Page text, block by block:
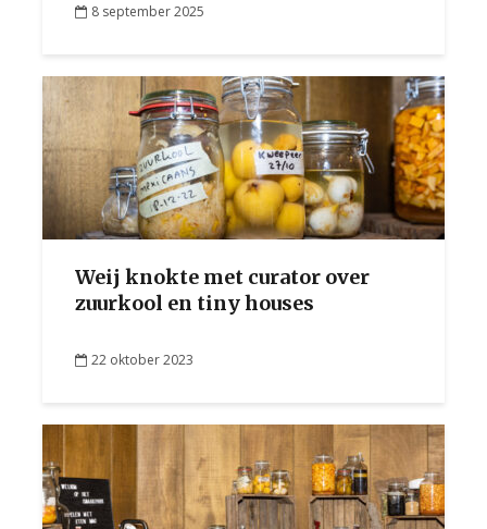
8 september 2025
Weij knokte met curator over
zuurkool en tiny houses
22 oktober 2023